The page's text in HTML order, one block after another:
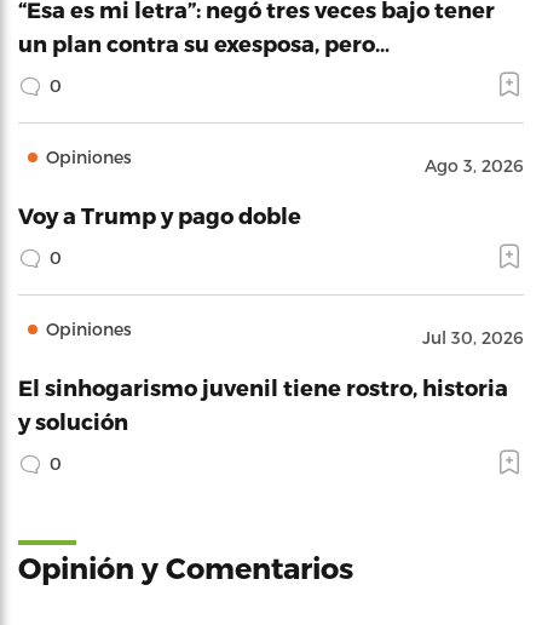
“Esa es mi letra”: negó tres veces bajo tener
un plan contra su exesposa, pero…
0
Opiniones Ago 3, 2026
Voy a Trump y pago doble
0
Opiniones Jul 30, 2026
El sinhogarismo juvenil tiene rostro, historia
y solución
0
Opinión y Comentarios